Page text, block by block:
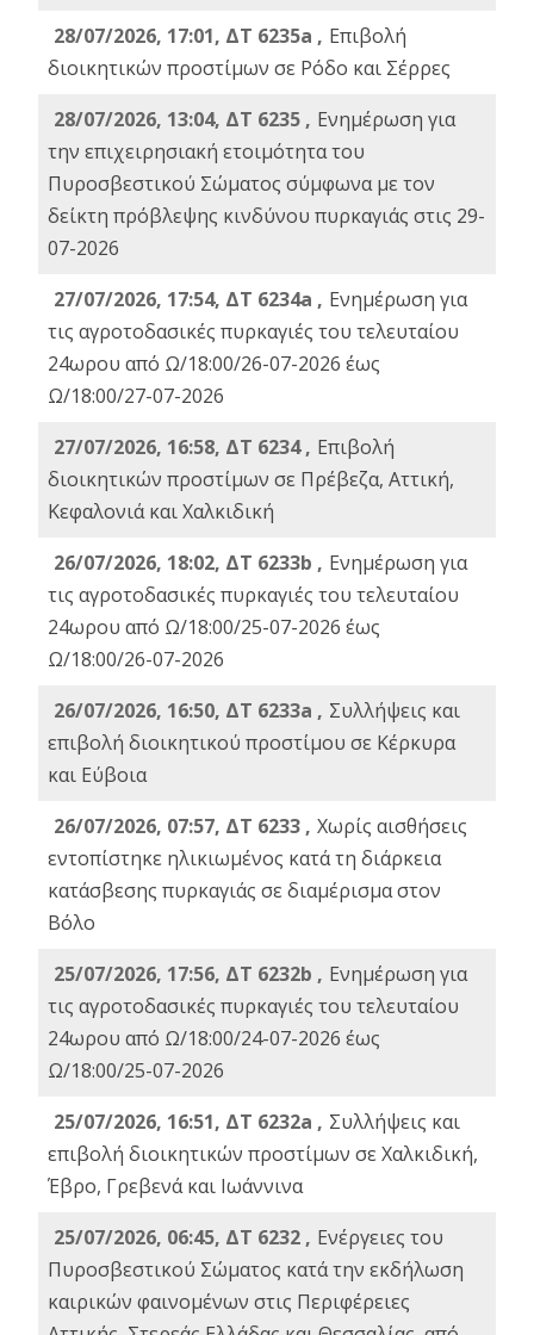
28/07/2026, 17:01, ΔΤ 6235a , Eπιβολή
διοικητικών προστίμων σε Ρόδο και Σέρρες
28/07/2026, 13:04, ΔΤ 6235 , Ενημέρωση για
την επιχειρησιακή ετοιμότητα του
Πυροσβεστικού Σώματος σύμφωνα με τον
δείκτη πρόβλεψης κινδύνου πυρκαγιάς στις 29-
07-2026
27/07/2026, 17:54, ΔΤ 6234a , Ενημέρωση για
τις αγροτοδασικές πυρκαγιές του τελευταίου
24ωρου από Ω/18:00/26-07-2026 έως
Ω/18:00/27-07-2026
27/07/2026, 16:58, ΔΤ 6234 , Eπιβολή
διοικητικών προστίμων σε Πρέβεζα, Αττική,
Κεφαλονιά και Χαλκιδική
26/07/2026, 18:02, ΔΤ 6233b , Ενημέρωση για
τις αγροτοδασικές πυρκαγιές του τελευταίου
24ωρου από Ω/18:00/25-07-2026 έως
Ω/18:00/26-07-2026
26/07/2026, 16:50, ΔΤ 6233a , Συλλήψεις και
επιβολή διοικητικού προστίμου σε Κέρκυρα
και Εύβοια
26/07/2026, 07:57, ΔΤ 6233 , Χωρίς αισθήσεις
εντοπίστηκε ηλικιωμένος κατά τη διάρκεια
κατάσβεσης πυρκαγιάς σε διαμέρισμα στον
Βόλο
25/07/2026, 17:56, ΔΤ 6232b , Ενημέρωση για
τις αγροτοδασικές πυρκαγιές του τελευταίου
24ωρου από Ω/18:00/24-07-2026 έως
Ω/18:00/25-07-2026
25/07/2026, 16:51, ΔΤ 6232a , Συλλήψεις και
επιβολή διοικητικών προστίμων σε Χαλκιδική,
Έβρο, Γρεβενά και Ιωάννινα
25/07/2026, 06:45, ΔΤ 6232 , Ενέργειες του
Πυροσβεστικού Σώματος κατά την εκδήλωση
καιρικών φαινομένων στις Περιφέρειες